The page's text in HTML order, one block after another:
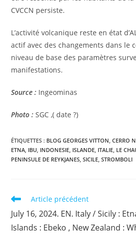
CVCCN persiste.
L’activité volcanique reste en état
actif avec des changements dans le
niveau de base des paramètres
manifestations.
Source : Ingeominas
Photo : SGC ,( date ?)
ÉTIQUETTES : BLOG GEORGES VITTON CERRO
ETNA IBU INDONESIE ISLANDE ITALIE LE
PENINSULE DE REYKJANES SICILE STROMBOLI
Read
articles
Article précédent
July 16, 2024. EN. Italy / Sicily :
Islands : Ebeko , New Zealand :